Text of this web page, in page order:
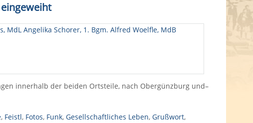
innerhalb der beiden Ortsteile, nach Obergünzburg und–
, Feistl, Fotos, Funk, Gesellschaftliches Leben, Grußwort,